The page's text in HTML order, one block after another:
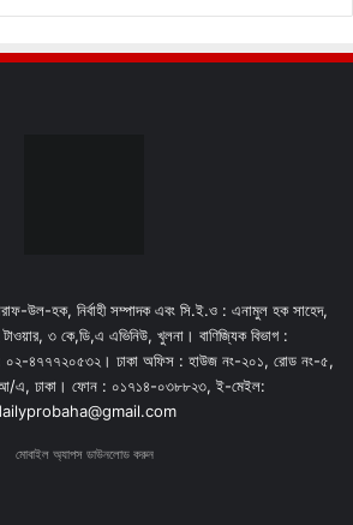
উল-হক, নির্বাহী সম্পাদক এবং সি.ই.ও : এনামুল হক সাহেদ,
টাওয়ার, ৩ কে,ডি,এ এভিনিউ, খুলনা। বাণিজ্যিক বিভাগ :
: ০২-৪৭৭৭২০৫৩২। ঢাকা অফিস : হাউজ নং-২০১, রোড নং-৫,
আ/এ, ঢাকা। ফোন : ০১৭১৪-০৩৮৮২৩, ই-মেইল:
মোবাইল অ্যাপস ডাউনলোড করুন